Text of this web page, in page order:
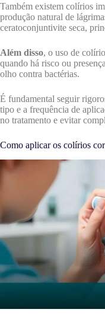
Também existem colírios
produção natural de
ceratoconjuntivite seca,
Além disso, o uso de
quando há risco ou
olho contra bactérias.
É fundamental seguir
tipo e a frequência de
no tratamento e evitar
Como aplicar os colírios